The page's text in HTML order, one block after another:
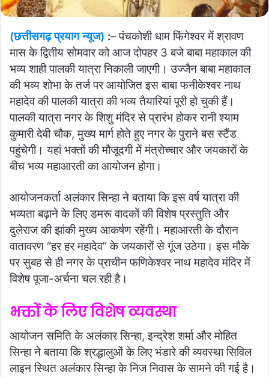
(छत्तीसगढ़ प्रयाग न्यूज) :– पंचकोशी धाम फिंगेश्वर में श्रावण
मास के द्वितीय सोमवार को आज दोपहर 3 बजे बाबा महाकाल की
भव्य शाही पालकी यात्रा निकाली जाएगी। उज्जैन बाबा महाकाल
की भव्य शोभा के तर्ज पर आयोजित इस बाबा फनीकेश्वर नाथ
महादेव की पालकी यात्रा की भव्य तैयारियां पूरी हो चुकी हैं।
पालकी यात्रा नगर के शिशु मंदिर से प्रारंभ होकर रानी श्याम
कुमारी देवी चौक, मुख्य मार्ग होते हुए नगर के पुराने बस स्टैंड
पहुंचेगी। यहां भक्तों की मौजूदगी में मंत्रोच्चार और जयकारों के
बीच भव्य महाआरती का आयोजन होगा।
आयोजनकर्ता अलंकार सिन्हा ने बताया कि इस वर्ष यात्रा की
भव्यता बढ़ाने के लिए डमरू वादकों की विशेष प्रस्तुति और
दुलेराज की झांकी मुख्य आकर्षण रहेंगी। महाआरती के दौरान
वातावरण “हर हर महादेव” के जयकारों से गूंज उठेगा। इस मौके
पर सुबह से ही नगर के प्राचीन फणिकेश्वर नाथ महादेव मंदिर में
विशेष पूजा-अर्चना चल रही है।
भक्तों के लिए विशेष व्यवस्था
आयोजन समिति के अलंकार सिन्हा, इन्द्रेश शर्मा और मोहित
सिन्हा ने बताया कि श्रद्धालुओं के लिए भंडारे की व्यवस्था सिविल
लाइन स्थित अलंकार सिन्हा के निज निवास के सामने की गई है।